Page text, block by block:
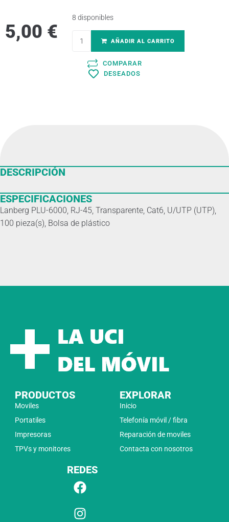
5,00 €
8 disponibles
AÑADIR AL CARRITO
COMPARAR
DESEADOS
DESCRIPCIÓN
ESPECIFICACIONES
Lanberg PLU-6000, RJ-45, Transparente, Cat6, U/UTP (UTP),
100 pieza(s), Bolsa de plástico
PRODUCTOS
Moviles
Portatiles
Impresoras
TPVs y monitores
EXPLORAR
Inicio
Telefonía móvil / fibra
Reparación de moviles
Contacta con nosotros
REDES